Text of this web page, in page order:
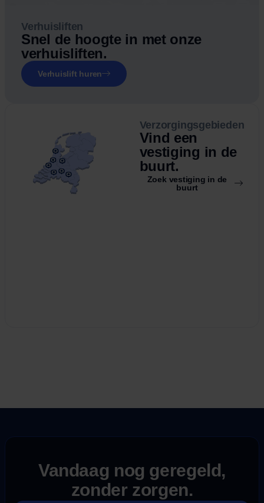
Verhuisliften
Snel de hoogte in met onze
verhuisliften.
Verhuislift huren
Verzorgingsgebieden
Vind een
vestiging in de
buurt.
Zoek vestiging in de
buurt
Vandaag nog geregeld,
zonder zorgen.